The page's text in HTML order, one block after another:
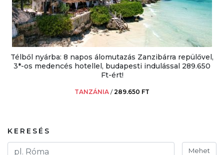
Télből nyárba: 8 napos álomutazás Zanzibárra repülővel,
3*-os medencés hotellel, budapesti indulással 289.650
Ft-ért!
TANZÁNIA /289.650 FT
KERESÉS
Mehet